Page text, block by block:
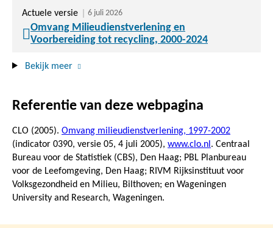
Actuele versie 6 juli 2026
Omvang Milieudienstverlening en
Voorbereiding tot recycling, 2000-2024
Bekijk meer
Referentie van deze webpagina
CLO (2005). Omvang milieudienstverlening, 1997-2002
(indicator 0390, versie 05, 4 juli 2005), www.clo.nl . Centraal
Bureau voor de Statistiek (CBS), Den Haag; PBL Planbureau
voor de Leefomgeving, Den Haag; RIVM Rijksinstituut voor
Volksgezondheid en Milieu, Bilthoven; en Wageningen
University and Research, Wageningen.